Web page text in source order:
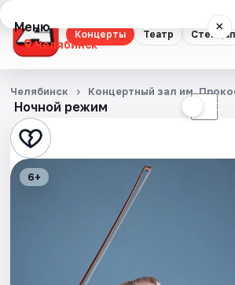
Концерты Театр Стендап
Меню ×
Челябинск
Концерты
Театр
Стендап
Ночной режим ☾
Челябинск Концертный зал им.
6+